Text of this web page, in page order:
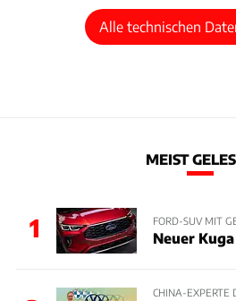
Alle technischen
MEIST
1 FORD-SUV MIT
Neuer
CHINA-EXPERTE